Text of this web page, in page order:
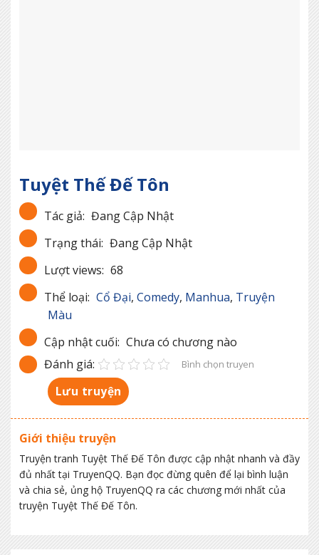
Tuyệt Thế Đế Tôn
Tác giả: Đang Cập Nhật
Trạng thái: Đang Cập Nhật
Lượt views: 68
Thể loại: Cổ Đại, Comedy, Manhua, Truyện
Màu
Cập nhật cuối: Chưa có chương nào
Đánh giá:
Bình chọn truyen
Lưu truyện
Giới thiệu truyện
Truyện tranh Tuyệt Thế Đế Tôn được cập nhật nhanh và đầy
đủ nhất tại TruyenQQ. Bạn đọc đừng quên để lại bình luận
và chia sẻ, ủng hộ TruyenQQ ra các chương mới nhất của
truyện Tuyệt Thế Đế Tôn.